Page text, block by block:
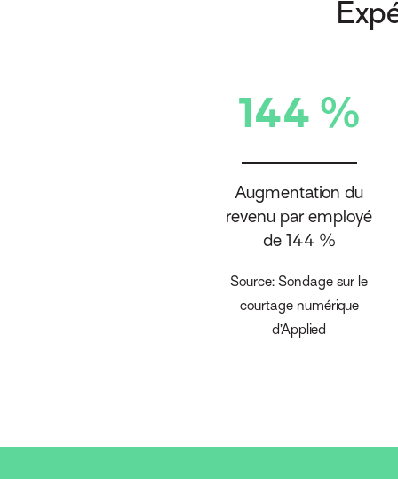
144 %
Augmentation du
revenu par employé
de 144 %
Source: Sondage sur le
courtage numérique
d’Applied